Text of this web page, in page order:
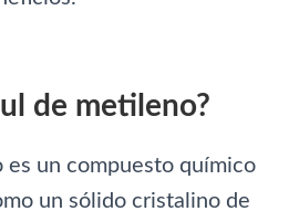
de metileno?
es un compuesto químico
un sólido cristalino de